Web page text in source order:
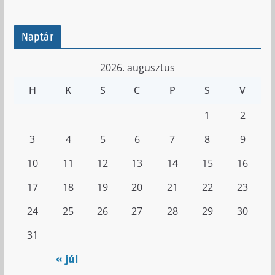
Naptár
2026. augusztus
H
K S C P S V
« júl
1
2
3
4 5 6 7 8
9
10
11 12 13 14 15
16
17
18 19 20 21 22
23
24
25 26 27 28 29
30
31